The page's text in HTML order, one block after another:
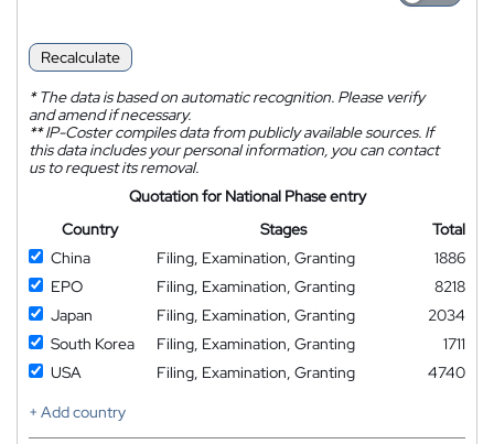
Recalculate
*The data is based on automatic recognition. Please verify
and amend if necessary.
**IP-Coster compiles data from publicly available sources. If
this data includes your personal information, you can contact
us to request its removal.
Quotation for National Phase entry
Country
Stages
Total
China
Filing, Examination, Granting
1886
EPO
Filing, Examination, Granting
8218
Japan
Filing, Examination, Granting
2034
South Korea
Filing, Examination, Granting
1711
USA
Filing, Examination, Granting
4740
+ Add country